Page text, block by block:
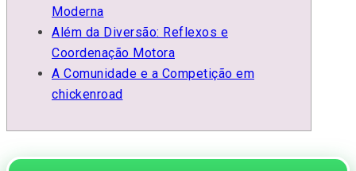
Moderna
Além da Diversão: Reflexos e
Coordenação Motora
A Comunidade e a Competição em
chickenroad